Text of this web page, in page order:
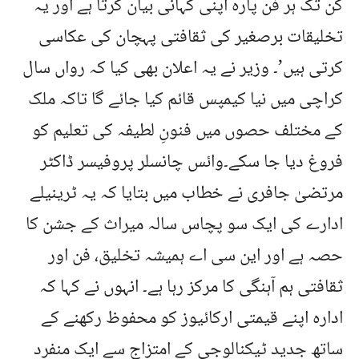
تخلیقات برصغیر کی ثقافتی پہچان کی عکاسی
کرتی ہیں’۔ وزیر نے یہ اعلان بھی کیا کہ رواں سال
کراچی میں نیا کیمپس قائم کیا جائے گا تاکہ ملک
کے مختلف حصوں میں فنونِ لطیفہ کی تعلیم کو
فروغ دیا جا سکے۔وائس چانسلر پروفیسر ڈاکٹر
مرتضیٰ جافری نے خطاب میں بتایا کہ یہ ٹرینیلے
ادارے کی ایک سو پچاس سالہ میراث کے جشن کا
حصہ ہے اور این سی اے ہمیشہ تخلیق، فن اور
ثقافتی ہم آہنگی کا مرکز رہا ہے۔ انہوں نے کہا کہ
ادارہ اپنے قیمتی ارکائیوز کو محفوظ رکھنے کے
ساتھ جدید ٹیکنالوجی کے امتزاج سے ایک منفرد